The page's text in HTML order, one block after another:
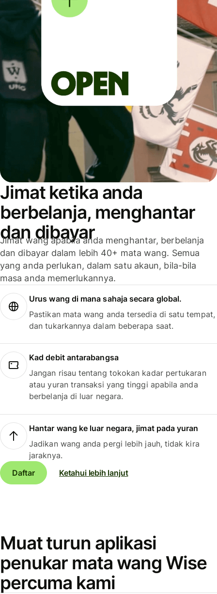
Jimat ketika anda
berbelanja, menghantar
dan dibayar
Jimat wang apabila anda menghantar, berbelanja
dan dibayar dalam lebih 40+ mata wang. Semua
yang anda perlukan, dalam satu akaun, bila-bila
masa anda memerlukannya.
Urus wang di mana sahaja secara global.
Pastikan mata wang anda tersedia di satu tempat,
dan tukarkannya dalam beberapa saat.
Kad debit antarabangsa
Jangan risau tentang tokokan kadar pertukaran
atau yuran transaksi yang tinggi apabila anda
berbelanja di luar negara.
Hantar wang ke luar negara, jimat pada yuran
Jadikan wang anda pergi lebih jauh, tidak kira
jaraknya.
Daftar
Ketahui lebih lanjut
Muat turun aplikasi
penukar mata wang Wise
percuma kami